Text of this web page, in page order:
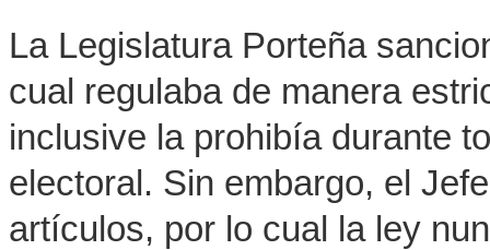
La Legislatura Porteña
cual regulaba de manera
inclusive la prohibía durante
electoral. Sin embargo, el
artículos, por lo cual la ley